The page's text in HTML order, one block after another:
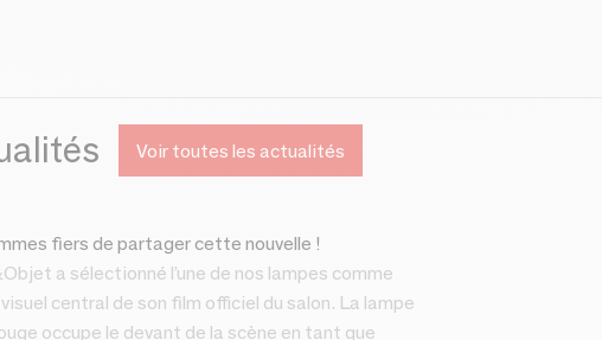
Voir toutes les actualités
fiers de partager cette nouvelle !
a sélectionné l’une de nos lampes comme
central de son film officiel du salon. La lampe
occupe le devant de la scène en tant que